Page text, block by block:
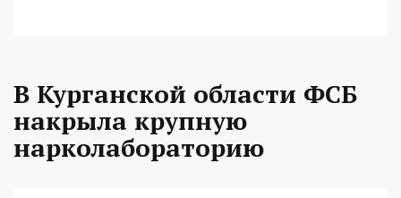
В Курганской области ФСБ
накрыла крупную
нарколабораторию